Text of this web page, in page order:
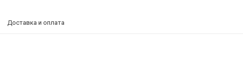
Доставка и оплата